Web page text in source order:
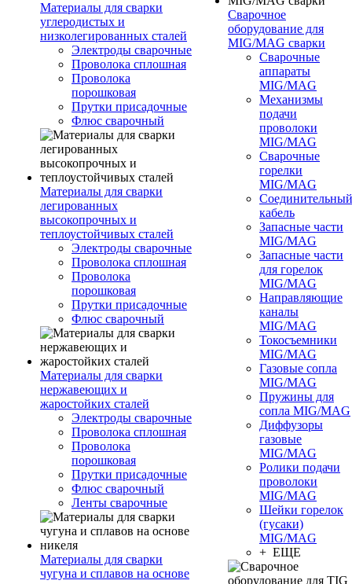
Материалы для сварки
углеродистых и
низколегированных сталей
Электроды сварочные
Проволока сплошная
Проволока
порошковая
Прутки присадочные
Флюс сварочный
Материалы для сварки
легированных
высокопрочных и
теплоустойчивых сталей
Электроды сварочные
Проволока сплошная
Проволока
порошковая
Прутки присадочные
Флюс сварочный
Материалы для сварки
нержавеющих и
жаростойких сталей
Электроды сварочные
Проволока сплошная
Проволока
порошковая
Прутки присадочные
Флюс сварочный
Ленты сварочные
Материалы для сварки
чугуна и сплавов на основе
Сварочное
оборудование для
MIG/MAG сварки
Сварочные
аппараты
MIG/MAG
Механизмы
подачи
проволоки
MIG/MAG
Сварочные
горелки
MIG/MAG
Соединительный
кабель
Запасные части
MIG/MAG
Запасные части
для горелок
MIG/MAG
Направляющие
каналы
MIG/MAG
Токосъемники
MIG/MAG
Газовые сопла
MIG/MAG
Пружины для
сопла MIG/MAG
Диффузоры
газовые
MIG/MAG
Ролики подачи
проволоки
MIG/MAG
Шейки горелок
(гусаки)
MIG/MAG
+ ЕЩЕ